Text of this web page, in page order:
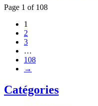
Page 1 of 108
1
2
3
…
108
→
Catégories